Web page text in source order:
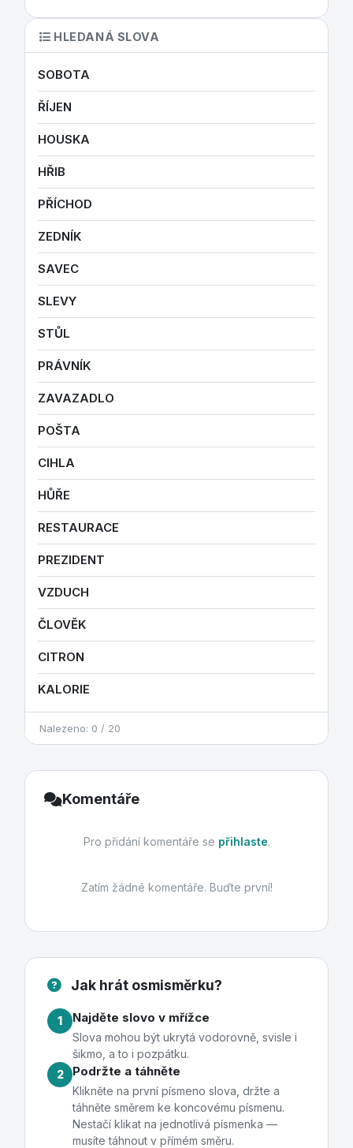
HLEDANÁ SLOVA
SOBOTA
ŘÍJEN
HOUSKA
HŘIB
PŘÍCHOD
ZEDNÍK
SAVEC
SLEVY
STŮL
PRÁVNÍK
ZAVAZADLO
POŠTA
CIHLA
HŮŘE
RESTAURACE
PREZIDENT
VZDUCH
ČLOVĚK
CITRON
KALORIE
Nalezeno: 0 / 20
Komentáře
Pro přidání komentáře se přihlaste.
Zatím žádné komentáře. Buďte první!
Jak hrát osmisměrku?
1 Najděte slovo v mřížce
Slova mohou být ukrytá vodorovně, svisle i
šikmo, a to i pozpátku.
2
Podržte a táhněte
Klikněte na první písmeno slova, držte a
táhněte směrem ke koncovému písmenu.
Nestačí klikat na jednotlivá písmenka —
musíte táhnout v přímém směru.